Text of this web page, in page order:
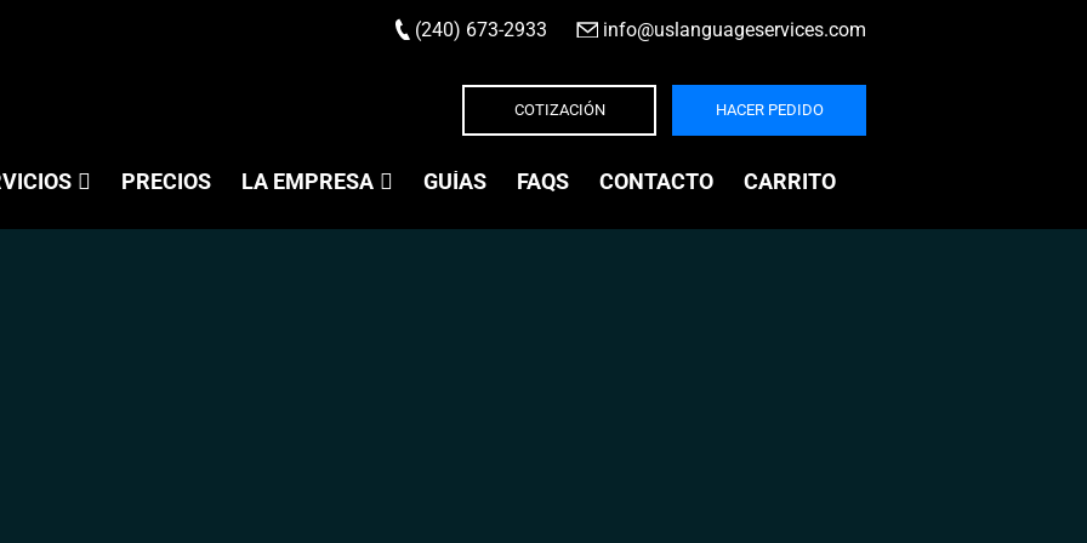
(240) 673-2933 info@uslanguageservices.com
COTIZACIÓN HACER PEDIDO
PRECIOS LA EMPRESA GUÍAS FAQS CONTACTO CARRITO